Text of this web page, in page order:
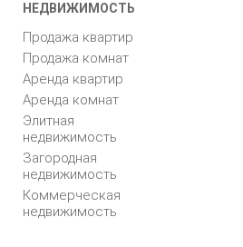
НЕДВИЖИМОСТЬ
Продажа квартир
Продажа комнат
Аренда квартир
Аренда комнат
Элитная
недвижимость
Загородная
недвижимость
Коммерческая
недвижимость